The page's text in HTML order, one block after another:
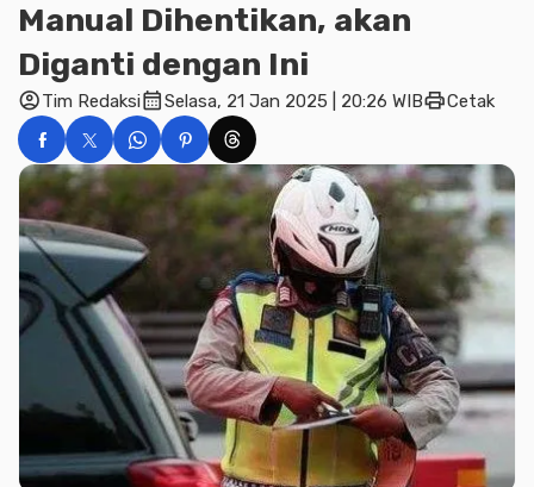
Manual Dihentikan, akan
Diganti dengan Ini
account_circleTim Redaksicalendar_monthSelasa, 21 Jan 2025 | 20:26 WIBprintCetak